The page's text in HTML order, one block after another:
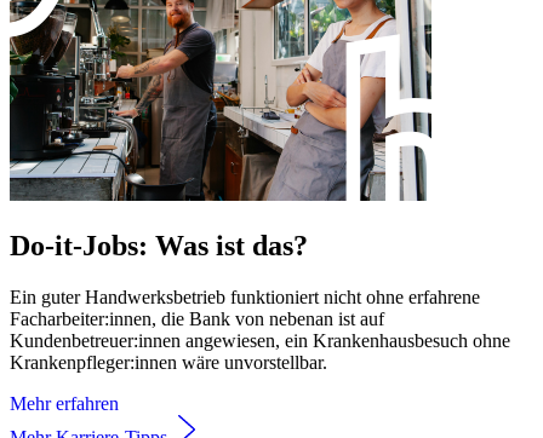
Do-it-Jobs: Was ist das?
Ein guter Handwerksbetrieb funktioniert nicht ohne erfahrene
Facharbeiter:innen, die Bank von nebenan ist auf
Kundenbetreuer:innen angewiesen, ein Krankenhausbesuch ohne
Krankenpfleger:innen wäre unvorstellbar.
Mehr erfahren